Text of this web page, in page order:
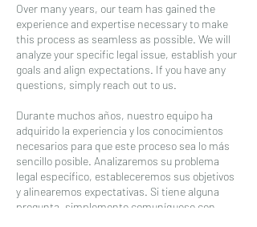
Over many years, our team has gained the
experience and expertise necessary to make
this process as seamless as possible. We will
analyze your specific legal issue, establish your
goals and align expectations. If you have any
questions, simply reach out to us.
Durante muchos años, nuestro equipo ha
adquirido la experiencia y los conocimientos
necesarios para que este proceso sea lo más
sencillo posible. Analizaremos su problema
legal específico, estableceremos sus objetivos
y alinearemos expectativas. Si tiene alguna
pregunta, simplemente comuníquese con